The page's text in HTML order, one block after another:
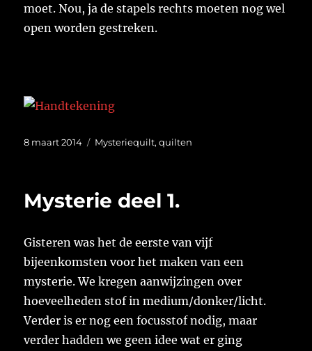
moet. Nou, ja de stapels rechts moeten nog wel
open worden gestreken.
Geplaatst
8 maart 2014 Categorieën
Mysteriequilt,quilten
Mysterie deel 1.
Gisteren was het de eerste van vijf
bijeenkomsten voor het maken van een
mysterie. We kregen aanwijzingen over
hoeveelheden stof in medium/donker/licht.
Verder is er nog een focusstof nodig, maar
verder hadden we geen idee wat er ging